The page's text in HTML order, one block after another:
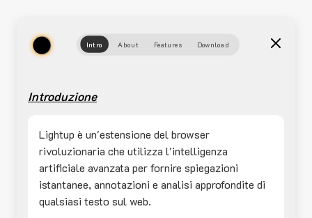
Intro About Features Download
Introduzione
Lightup è un'estensione del browser
rivoluzionaria che utilizza l'intelligenza
artificiale avanzata per fornire spiegazioni
istantanee, annotazioni e analisi approfondite di
qualsiasi testo sul web.